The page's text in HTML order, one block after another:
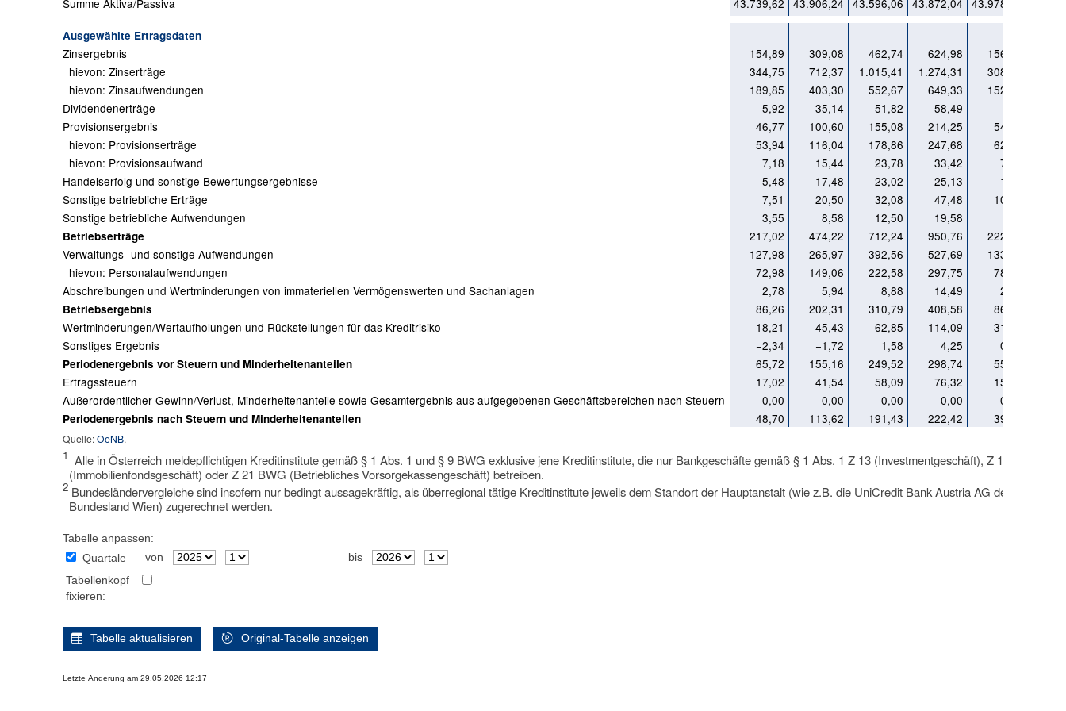
Summe Aktiva/Passiva
43.739,62 43.906,24 43.596,06 43.872,04 43.978,03
Ausgewählte Ertragsdaten
Zinsergebnis 154,89 309,08 462,74 624,98
156,31
hievon: Zinserträge
344,75 712,37 1.015,41 1.274,31
308,51
hievon: Zinsaufwendungen
189,85 403,30 552,67 649,33
152,20
Dividendenerträge
5,92 35,14 51,82 58,49
Provisionsergebnis
46,77 100,60 155,08 214,25
54,97
hievon: Provisionserträge
53,94 116,04 178,86 247,68
62,03
hievon: Provisionsaufwand
7,18 15,44 23,78 33,42
7,07
Handelserfolg und sonstige Bewertungsergebnisse
5,48 17,48 23,02 25,13
1,72
Sonstige betriebliche Erträge
7,51 20,50 32,08 47,48
10,63
Sonstige betriebliche Aufwendungen
3,55 8,58 12,50 19,58
Betriebserträge 217,02 474,22 712,24 950,76
222,04
Verwaltungs- und sonstige Aufwendungen
127,98 265,97 392,56 527,69
133,65
hievon: Personalaufwendungen
72,98 149,06 222,58 297,75
78,32
Abschreibungen und Wertminderungen von immateriellen Vermögenswerten und Sachanlagen
2,78 5,94 8,88 14,49 2,39
Betriebsergebnis 86,26 202,31 310,79 408,58
86,00
Wertminderungen/Wertaufholungen und Rückstellungen für das Kreditrisiko
18,21 45,43 62,85 114,09
31,61
Sonstiges Ergebnis
−2,34 −1,72 1,58 4,25 0,78
Periodenergebnis vor Steuern und Minderheitenanteilen 65,72 155,16 249,52 298,74
55,17
Ertragssteuern
17,02 41,54 58,09 76,32
15,33
Außerordentlicher Gewinn/Verlust, Minderheitenanteile sowie Gesamtergebnis aus aufgegebenen Geschäftsbereichen nach Steuern
0,00 0,00 0,00 0,00 −0,01
Periodenergebnis nach Steuern und Minderheitenanteilen 48,70 113,62 191,43 222,42 39,83
Quelle:OeNB.
1 Alle in Österreich meldepflichtigen Kreditinstitute gemäß § 1 Abs. 1 und § 9 BWG exklusive jene Kreditinstitute, die nur Bankgeschäfte gemäß § 1 Abs. 1 Z 13 (Investmentgeschäft), Z 13a
(Immobilienfondsgeschäft) oder Z 21 BWG (Betriebliches Vorsorgekassengeschäft) betreiben.
2 Bundesländervergleiche sind insofern nur bedingt aussagekräftig, als überregional tätige Kreditinstitute jeweils dem Standort der Hauptanstalt (wie z.B. die UniCredit Bank Austria AG dem
Bundesland Wien) zugerechnet werden.
Tabelle anpassen:
Quartale
von
bis
Tabellenkopf
fixieren:
Tabelle aktualisieren Original-Tabelle anzeigen
Letzte Änderung am 29.05.2026 12:17